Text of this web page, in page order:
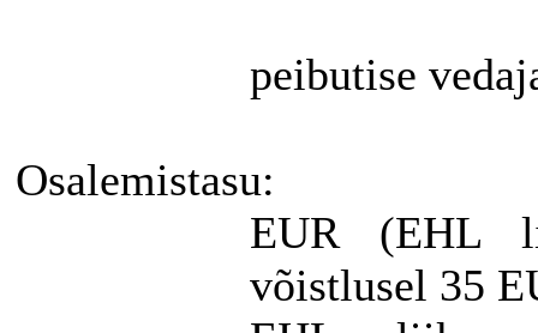
peibutise
Osalemistasu:
EUR
(EHL
võistlusel 35